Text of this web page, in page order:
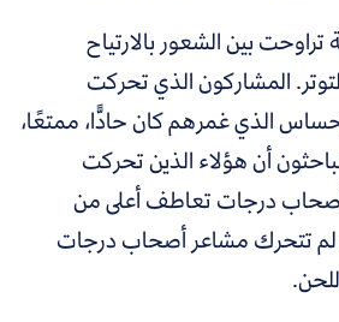
بين الشعور بالارتياح
المشاركون الذي تحركت
الذي غمرهم كان حادًّا، ممتعًا،
أن هؤلاء الذين تحركت
درجات تعاطف أعلى من
تتحرك مشاعر أصحاب درجات